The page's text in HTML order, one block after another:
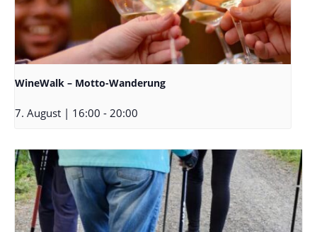
WineWalk – Motto-Wanderung
7. August | 16:00 - 20:00